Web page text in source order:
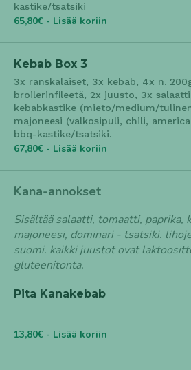
kastike/tsatsiki
65,80€ - Lisää koriin
Kebab Box 3
3x ranskalaiset, 3x kebab, 4x n.
broilerinfileetä, 2x juusto, 3x
kebabkastike (mieto/medium/
majoneesi (valkosipuli, chili,
bbq-kastike/tsatsiki.
67,80€ - Lisää koriin
Kana-annokset
Sisältää salaatti, tomaatti, paprika,
majoneesi, dominari - tsatsiki.
suomi. kaikki juustot ovat
gluteenitonta.
Pita Kanakebab
13,80€ - Lisää koriin